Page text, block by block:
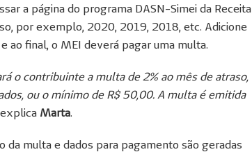
a página do programa DASN-Simei da Receita
por exemplo, 2020, 2019, 2018, etc. Adicione
ao final, o MEI deverá pagar uma multa.
o contribuinte a multa de 2% ao mês de atraso,
ou o mínimo de R$ 50,00. A multa é emitida
Marta.
multa e dados para pagamento são geradas